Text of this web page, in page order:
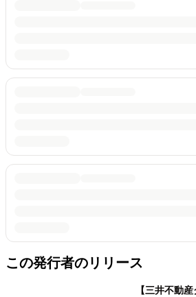
この発行者のリリース
【三井不動